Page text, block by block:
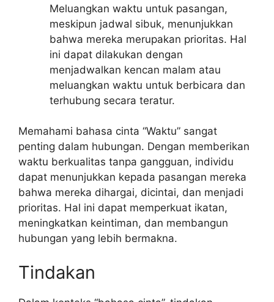
Meluangkan waktu untuk pasangan,
meskipun jadwal sibuk, menunjukkan
bahwa mereka merupakan prioritas. Hal
ini dapat dilakukan dengan
menjadwalkan kencan malam atau
meluangkan waktu untuk berbicara dan
terhubung secara teratur.
Memahami bahasa cinta “Waktu” sangat
penting dalam hubungan. Dengan memberikan
waktu berkualitas tanpa gangguan, individu
dapat menunjukkan kepada pasangan mereka
bahwa mereka dihargai, dicintai, dan menjadi
prioritas. Hal ini dapat memperkuat ikatan,
meningkatkan keintiman, dan membangun
hubungan yang lebih bermakna.
Tindakan